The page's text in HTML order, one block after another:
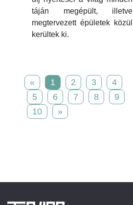
táján megépült, illetve
megtervezett épületek közül
kerültek ki.
« 1 2 3
4
5
6 7 8
9
10
»